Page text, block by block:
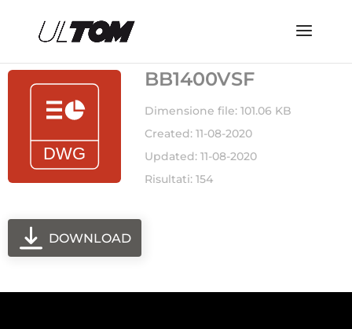
BB1400VSF
Dimensione file: 101.06 KB
Created: 11-08-2020
Updated: 11-08-2020
Risultati: 154
DOWNLOAD